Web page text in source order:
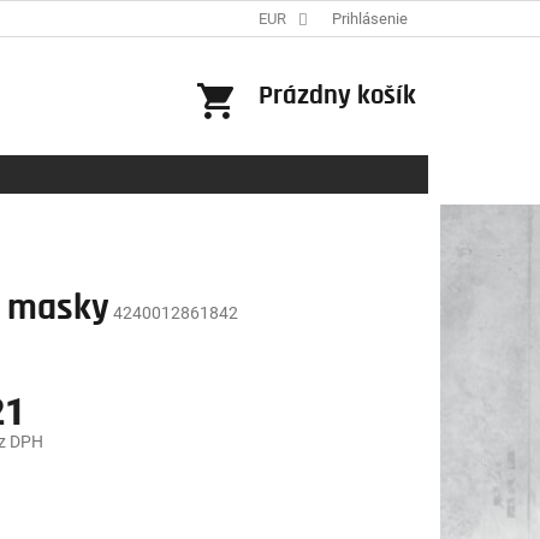
EUR Prihlásenie
NÁKUPNÝ
Prázdny košík
masky 4240012861842
DPH